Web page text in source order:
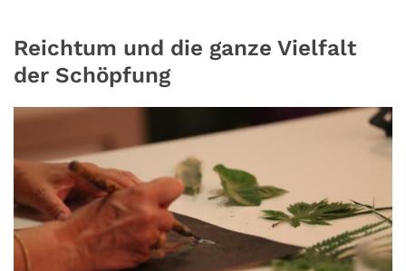
Reichtum und die ganze Vielfalt
der Schöpfung